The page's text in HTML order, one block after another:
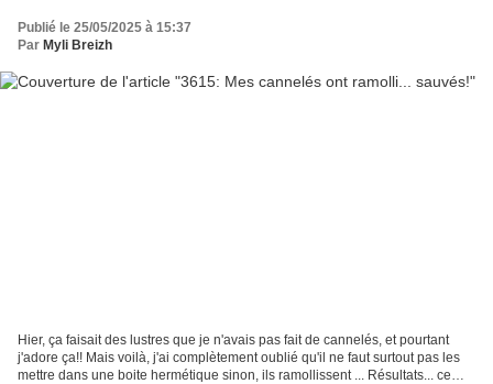
Publié le 25/05/2025 à 15:37
Par Myli Breizh
Hier, ça faisait des lustres que je n'avais pas fait de cannelés, et pourtant
j'adore ça!! Mais voilà, j'ai complètement oublié qu'il ne faut surtout pas les
mettre dans une boite hermétique sinon, ils ramollissent ... Résultats... ce